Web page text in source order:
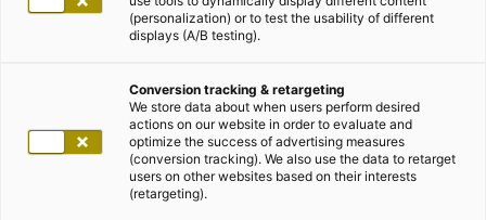
(personalization) or to test the usability of different
displays (A/B testing).
Conversion tracking & retargeting
We store data about when users perform desired
actions on our website in order to evaluate and
optimize the success of advertising measures
(conversion tracking). We also use the data to retarget
users on other websites based on their interests
(retargeting).